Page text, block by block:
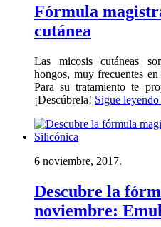
Fórmula
cutánea
Las micosis cutáneas
hongos, muy frecuentes
Para su tratamiento te
¡Descúbrela! Sigue leyendo
6 noviembre, 2017.
Descubre la
noviembre: